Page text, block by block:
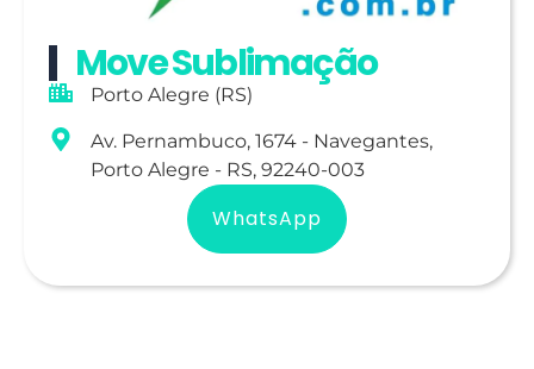
Move Sublimação
Porto Alegre (RS)
Av. Pernambuco, 1674 - Navegantes,
Porto Alegre - RS, 92240-003
WhatsApp